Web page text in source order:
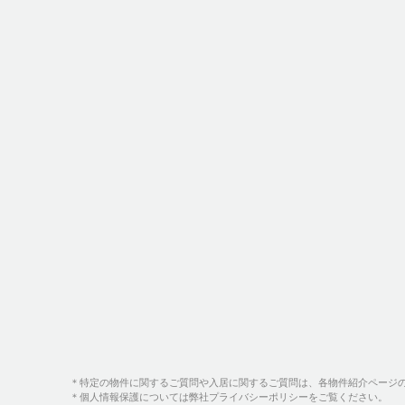
＊特定の物件に関するご質問や入居に関するご質問は、各物件紹介ページ
＊個人情報保護については弊社プライバシーポリシーをご覧ください。